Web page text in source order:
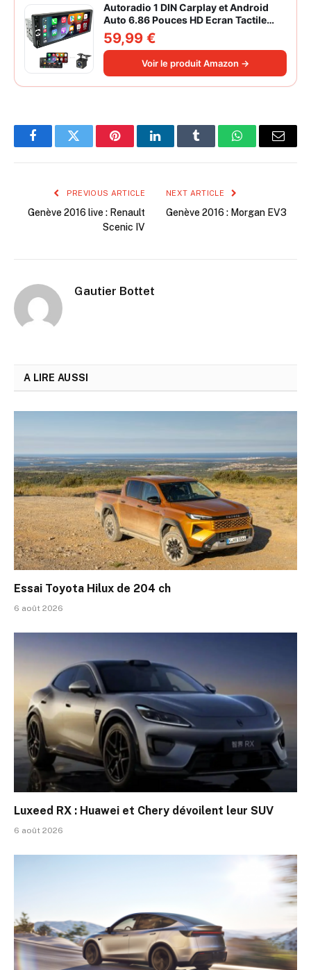
Autoradio 1 DIN Carplay et Android
Auto 6.86 Pouces HD Ecran Tactile
Poste Radio Voiture Soutien Lien
Miroir iOS/Android/Radio FM/USB/EQ
Autoradio Bluetooth Caméra de Recul
59,99 €
Voir le produit Amazon →
FacebookTwitter PinterestLinkedInTumblr WhatsAppEmail
PREVIOUS ARTICLE
Genève 2016 live : Renault
Scenic IV
NEXT ARTICLE
Genève 2016 : Morgan EV3
Gautier Bottet
A LIRE AUSSI
Essai Toyota Hilux de 204 ch
6 août 2026
Luxeed RX : Huawei et Chery dévoilent leur SUV
6 août 2026